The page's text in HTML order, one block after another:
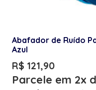
Abafador de Ruído
Azul
R$ 121,90
Parcele em 2x